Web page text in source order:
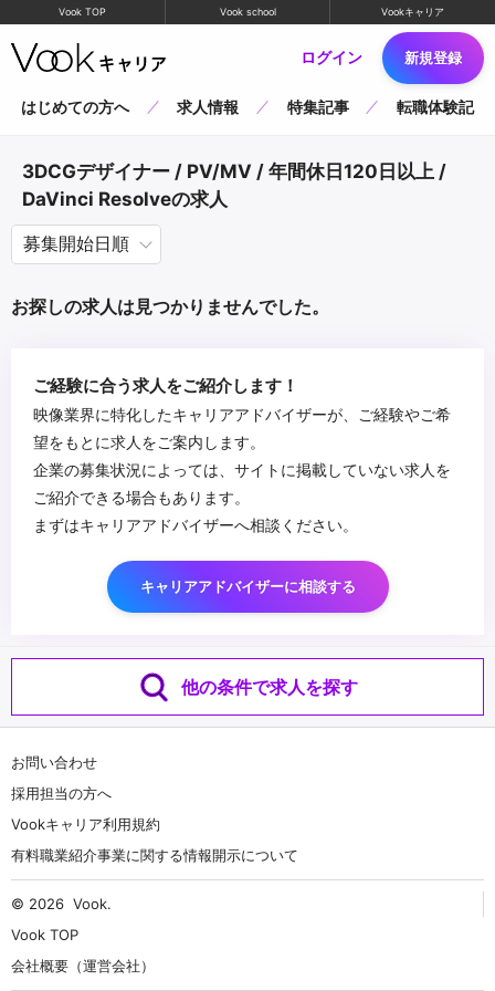
Vook TOP Vook school Vookキャリア
ログイン 新規登録
はじめての方へ 求人情報 特集記事 転職体験記
3DCGデザイナー / PV/MV / 年間休日120日以上 /
DaVinci Resolveの求人
お探しの求人は見つかりませんでした。
ご経験に合う求人をご紹介します！
映像業界に特化したキャリアアドバイザーが、ご経験やご希
望をもとに求人をご案内します。
企業の募集状況によっては、サイトに掲載していない求人を
ご紹介できる場合もあります。
まずはキャリアアドバイザーへ相談ください。
キャリアアドバイザーに相談する
他の条件で求人を探す
お問い合わせ
採用担当の方へ
Vookキャリア利用規約
有料職業紹介事業に関する情報開示について
© 2026 Vook.
Vook TOP
会社概要（運営会社）